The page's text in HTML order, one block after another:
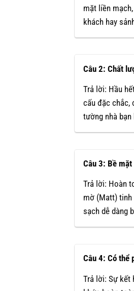
mặt liền
khách hay
Câu 2: Chất
Trả lời: Hầu
cấu đặc chắc,
tường nhà
Câu 3: Bề
Trả lời: Hoàn
mờ (Matt) tinh
sạch dễ dàng
Câu 4: Có thể
Trả lời: Sự kết